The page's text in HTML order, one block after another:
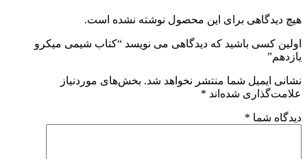
هیچ دیدگاهی برای این محصول نوشته نشده است.
اولین کسی باشید که دیدگاهی می نویسد “کتاب شیمی میکرو
یازدهم”
نشانی ایمیل شما منتشر نخواهد شد.بخش‌های موردنیاز
علامت‌گذاری شده‌اند *
دیدگاه شما *